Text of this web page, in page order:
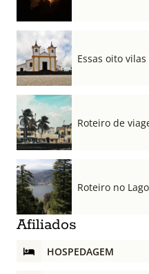
Essas oito
Roteiro de
Roteiro no
Afiliados
HOSPEDAGEM